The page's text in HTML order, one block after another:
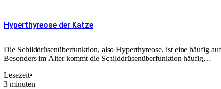
Hyperthyreose der Katze
Die Schilddrüsenüberfunktion, also Hyperthyreose, ist eine häufig
Besonders im Alter kommt die Schilddrüsenüberfunktion häufig…
Lesezeit•
3 minuten